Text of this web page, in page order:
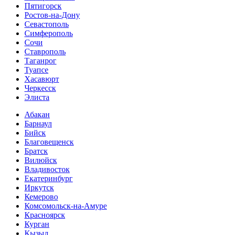
Пятигорск
Ростов-на-Дону
Севастополь
Симферополь
Сочи
Ставрополь
Таганрог
Туапсе
Хасавюрт
Черкесск
Элиста
Абакан
Барнаул
Бийск
Благовещенск
Братск
Вилюйск
Владивосток
Екатеринбург
Иркутск
Кемерово
Комсомольск-на-Амуре
Красноярск
Курган
Кызыл